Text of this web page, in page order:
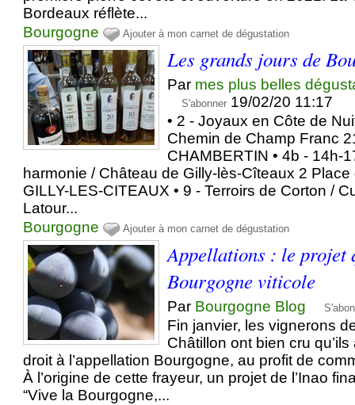
Bordeaux réflète...
Bourgogne
Ajouter à mon carnet de dégustation
Les grands jours de
Par mes plus belles
S'abonner 19/02/20 11:17
• 2 - Joyaux en Côte de
Chemin de Champ Franc
CHAMBERTIN • 4b - 14h-
harmonie / Château de Gilly-lès-Cîteaux 2
GILLY-LES-CITEAUX • 9 - Terroirs de Corton /
Latour...
Bourgogne
Ajouter à mon carnet de dégustation
Appellations : le projet
Bourgogne viticole
Par Bourgogne Blog
Fin janvier, les vignerons
Châtillon ont bien cru
droit à l’appellation Bourgogne, au profit de
À l’origine de cette frayeur, un projet de l’Inao
“Vive la Bourgogne,...